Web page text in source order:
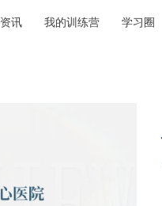
资讯 我的训练营 学习圈